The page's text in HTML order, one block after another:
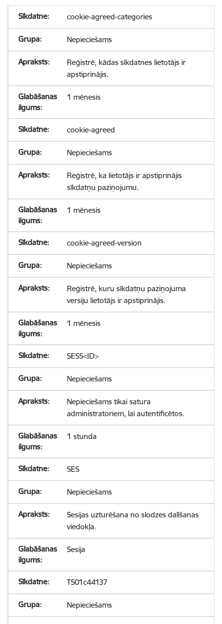
cookie-agreed-categories
Nepieciešams
Reģistrē, kādas sīkdatnes lietotājs ir
apstiprinājis.
1 mēnesis
cookie-agreed
Nepieciešams
Reģistrē, ka lietotājs ir apstiprinājis
sīkdatņu paziņojumu.
1 mēnesis
cookie-agreed-version
Nepieciešams
Reģistrē, kuru sīkdatņu paziņojuma
versiju lietotājs ir apstiprinājis.
1 mēnesis
SESS<ID>
Nepieciešams
Nepieciešams tikai satura
administratoriem, lai autentificētos.
1 stunda
SES
Nepieciešams
Sesijas uzturēšana no slodzes dalīšanas
viedokļa.
Sesija
TS01c44137
Nepieciešams